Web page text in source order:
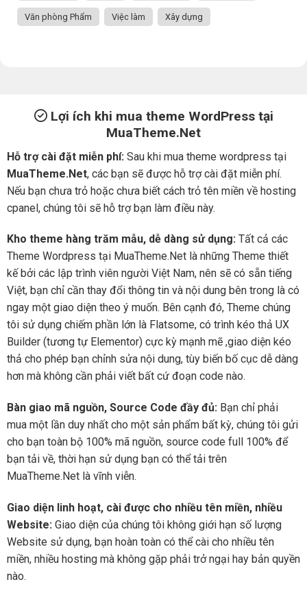
Văn phòng Phẩm Việc làm Xây dựng
Lợi ích khi mua theme WordPress tại
MuaTheme.Net
Hỗ trợ cài đặt miễn phí: Sau khi mua theme wordpress tại
MuaTheme.Net, các bạn sẽ được hỗ trợ cài đặt miễn phí.
Nếu bạn chưa trỏ hoặc chưa biết cách trỏ tên miền về hosting
cpanel, chúng tôi sẽ hỗ trợ bạn làm điều này.
Kho theme hàng trăm mẫu, dễ dàng sử dụng: Tất cả các
Theme Wordpress tại MuaTheme.Net là những Theme thiết
kế bởi các lập trình viên người Việt Nam, nên sẽ có sẵn tiếng
Việt, bạn chỉ cần thay đổi thông tin và nội dung bên trong là có
ngay một giao diện theo ý muốn. Bên cạnh đó, Theme chúng
tôi sử dụng chiếm phần lớn là Flatsome, có trình kéo thả UX
Builder (tương tự Elementor) cực kỳ mạnh mẽ ,giao diện kéo
thả cho phép bạn chỉnh sửa nội dung, tùy biến bố cục dễ dàng
hơn mà không cần phải viết bất cứ đoạn code nào.
Bàn giao mã nguồn, Source Code đầy đủ: Bạn chỉ phải
mua một lần duy nhất cho một sản phẩm bất kỳ, chúng tôi gửi
cho bạn toàn bộ 100% mã nguồn, source code full 100% để
bạn tải về, thời hạn sử dụng bạn có thể tải trên
MuaTheme.Net là vĩnh viễn.
Giao diện linh hoạt, cài được cho nhiều tên miền, nhiều
Website: Giao diện của chúng tôi không giới hạn số lượng
Website sử dụng, bạn hoàn toàn có thể cài cho nhiều tên
miền, nhiều hosting mà không gặp phải trở ngại hay bản quyền
nào.